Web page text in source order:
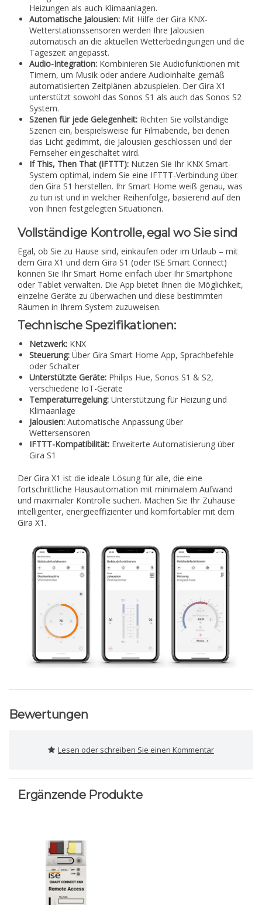
Heizungen als auch Klimaanlagen.
Automatische Jalousien: Mit Hilfe der Gira KNX-
Wetterstationssensoren werden Ihre Jalousien
automatisch an die aktuellen Wetterbedingungen und die
Tageszeit angepasst.
Audio-Integration: Kombinieren Sie Audiofunktionen mit
Timern, um Musik oder andere Audioinhalte gemäß
automatisierten Zeitplänen abzuspielen. Der Gira X1
unterstützt sowohl das Sonos S1 als auch das Sonos S2
System.
Szenen für jede Gelegenheit: Richten Sie vollständige
Szenen ein, beispielsweise für Filmabende, bei denen
das Licht gedimmt, die Jalousien geschlossen und der
Fernseher eingeschaltet wird.
If This, Then That (IFTTT): Nutzen Sie Ihr KNX Smart-
System optimal, indem Sie eine IFTTT-Verbindung über
den Gira S1 herstellen. Ihr Smart Home weiß genau, was
zu tun ist und in welcher Reihenfolge, basierend auf den
von Ihnen festgelegten Situationen.
Vollständige Kontrolle, egal wo Sie sind
Egal, ob Sie zu Hause sind, einkaufen oder im Urlaub – mit
dem Gira X1 und dem Gira S1 (oder ISE Smart Connect)
können Sie Ihr Smart Home einfach über Ihr Smartphone
oder Tablet verwalten. Die App bietet Ihnen die Möglichkeit,
einzelne Geräte zu überwachen und diese bestimmten
Räumen in Ihrem System zuzuweisen.
Technische Spezifikationen:
Netzwerk: KNX
Steuerung: Über Gira Smart Home App, Sprachbefehle
oder Schalter
Unterstützte Geräte: Philips Hue, Sonos S1 & S2,
verschiedene IoT-Geräte
Temperaturregelung: Unterstützung für Heizung und
Klimaanlage
Jalousien: Automatische Anpassung über
Wettersensoren
IFTTT-Kompatibilität: Erweiterte Automatisierung über
Gira S1
Der Gira X1 ist die ideale Lösung für alle, die eine
fortschrittliche Hausautomation mit minimalem Aufwand
und maximaler Kontrolle suchen. Machen Sie Ihr Zuhause
intelligenter, energieeffizienter und komfortabler mit dem
Gira X1.
Bewertungen
Lesen oder schreiben Sie einen Kommentar
Ergänzende Produkte